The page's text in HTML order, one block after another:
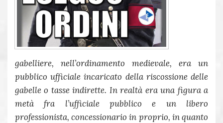
gabelliere, nell’ordinamento medievale, era un
pubblico ufficiale incaricato della riscossione delle
gabelle o tasse indirette. In realtà era una figura a
metà fra l’ufficiale pubblico e un libero
professionista, concessionario in proprio, in quanto